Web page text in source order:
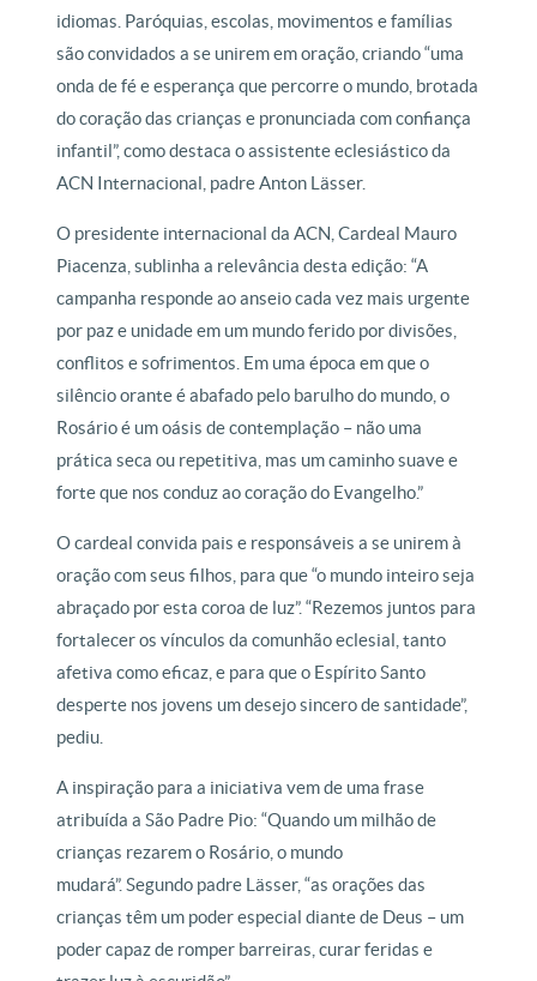
idiomas. Paróquias, escolas, movimentos e famílias
são convidados a se unirem em oração, criando “uma
onda de fé e esperança que percorre o mundo, brotada
do coração das crianças e pronunciada com confiança
infantil”, como destaca o assistente eclesiástico da
ACN Internacional, padre Anton Lässer.
O presidente internacional da ACN, Cardeal Mauro
Piacenza, sublinha a relevância desta edição: “A
campanha responde ao anseio cada vez mais urgente
por paz e unidade em um mundo ferido por divisões,
conflitos e sofrimentos. Em uma época em que o
silêncio orante é abafado pelo barulho do mundo, o
Rosário é um oásis de contemplação – não uma
prática seca ou repetitiva, mas um caminho suave e
forte que nos conduz ao coração do Evangelho.”
O cardeal convida pais e responsáveis a se unirem à
oração com seus filhos, para que “o mundo inteiro seja
abraçado por esta coroa de luz”. “Rezemos juntos para
fortalecer os vínculos da comunhão eclesial, tanto
afetiva como eficaz, e para que o Espírito Santo
desperte nos jovens um desejo sincero de santidade”,
pediu.
A inspiração para a iniciativa vem de uma frase
atribuída a São Padre Pio: “Quando um milhão de
crianças rezarem o Rosário, o mundo
mudará”. Segundo padre Lässer, “as orações das
crianças têm um poder especial diante de Deus – um
poder capaz de romper barreiras, curar feridas e